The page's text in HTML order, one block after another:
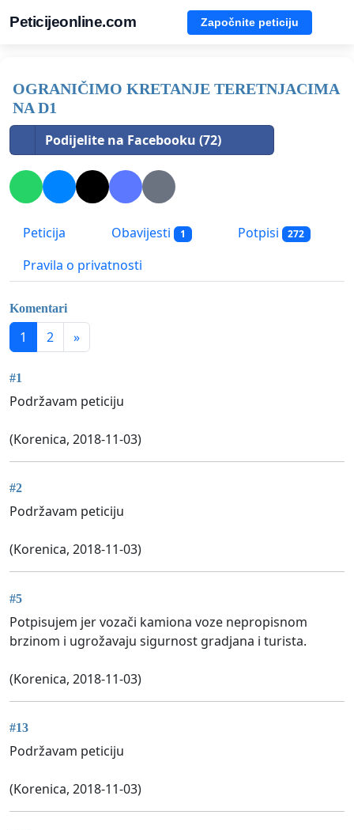
Peticijeonline.com Započnite peticiju
OGRANIČIMO KRETANJE TERETNJACIMA
NA D1
Podijelite na Facebooku (72)
Peticija Obavijesti 1 Potpisi 272
Pravila o privatnosti
Komentari
1 2 »
#1
Podržavam peticiju
(Korenica, 2018-11-03)
#2
Podržavam peticiju
(Korenica, 2018-11-03)
#5
Potpisujem jer vozači kamiona voze nepropisnom
brzinom i ugrožavaju sigurnost gradjana i turista.
(Korenica, 2018-11-03)
#13
Podržavam peticiju
(Korenica, 2018-11-03)